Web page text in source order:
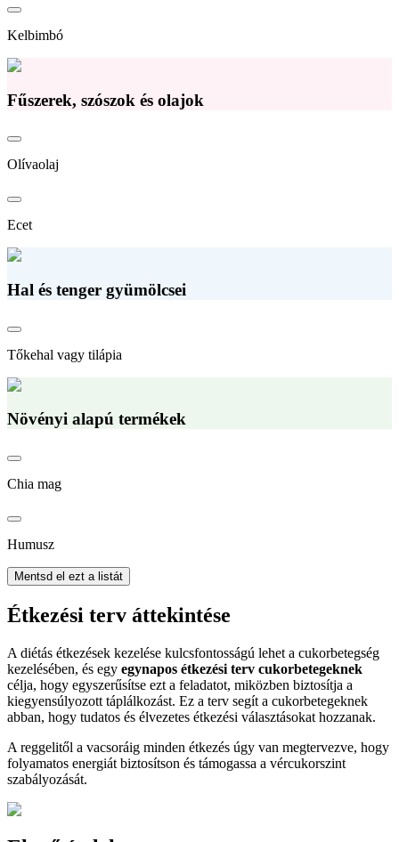
Kelbimbó
Fűszerek, szószok és olajok
Olívaolaj
Ecet
Hal és tenger gyümölcsei
Tőkehal vagy tilápia
Növényi alapú termékek
Chia mag
Humusz
Mentsd el ezt a listát
Étkezési terv áttekintése
A diétás étkezések kezelése kulcsfontosságú lehet a cukorbetegség
kezelésében, és egy egynapos étkezési terv cukorbetegeknek
célja, hogy egyszerűsítse ezt a feladatot, miközben biztosítja a
kiegyensúlyozott táplálkozást. Ez a terv segít a cukorbetegeknek
abban, hogy tudatos és élvezetes étkezési választásokat hozzanak.
A reggelitől a vacsoráig minden étkezés úgy van megtervezve, hogy
folyamatos energiát biztosítson és támogassa a vércukorszint
szabályozását.